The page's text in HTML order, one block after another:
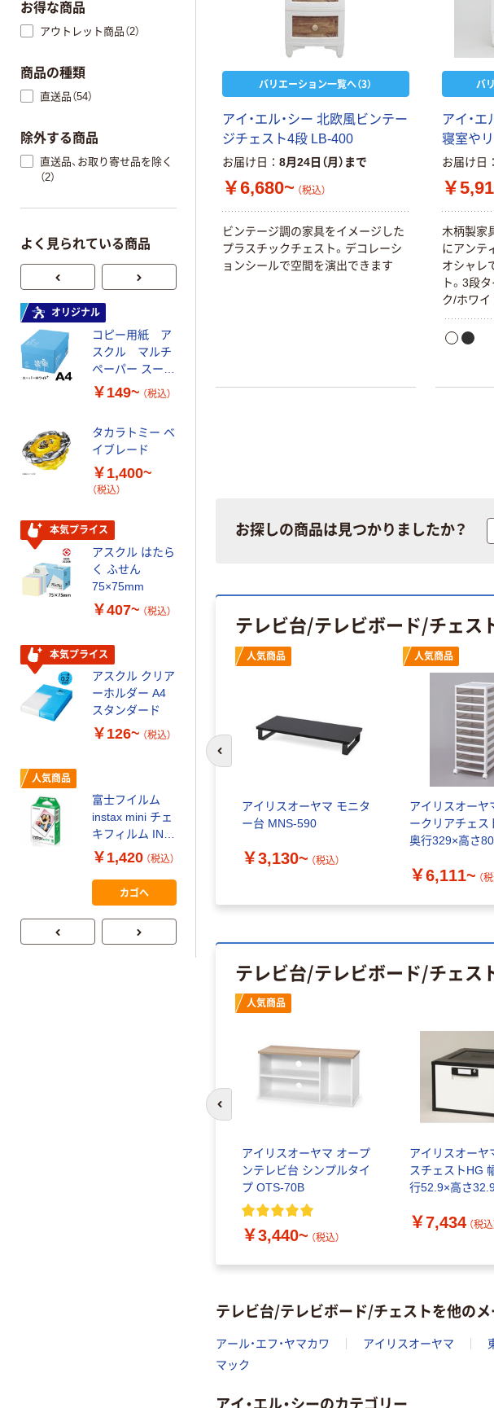
バリエーション一覧へ（3）
アイ・エル・シー 北欧風ビンテー
ジチェスト4段 LB-400
お届け日 8月24日（月）まで
￥6,680~ （税込）
ビンテージ調の家具をイメージした
プラスチックチェスト。デコレーシ
ョンシールで空間を演出できます
バ
アイ・
寝室や
お届け日
￥
木柄製家
にアンテ
オシャレ
ト。3段
ク/ホワイ
お探しの商品は見つかりましたか？
テレビ台/テレビボード/チェス
ン 壁
アイリスオーヤマ スタ
ックボックス ナチュラ
￥1,910~ （税込）
人気商品
アイリスオーヤマ モニタ
ー台 MNS-590
￥3,130~ （税込）
人気商品
アイリスオーヤ
ークリアチェス
奥行329×高さ
￥6,111~ （
前のスライドへ
テレビ台/テレビボード/チェス
人気商品
アイリスオーヤマ オープ
ンテレビ台 シンプルタイ
プ OTS-70B
￥3,440~ （税込）
アイリスオーヤ
スチェストHG
行52.9×高さ
台（直送品）
￥7,434 （税込
テレビ台/テレビボード/チェストを他の
アール・エフ・ヤマカワ アイリスオーヤマ
マック
アイ・エル・シーのカテゴリー
お得な商品
アウトレット商品（2）
商品の種類
直送品（54）
除外する商品
直送品、お取り寄せ品を除く
（2）
よく見られている商品
オリジナル
コピー用紙 ア
スクル マルチ
ペーパー スーパ
ーホワイト+
￥149~ （税込）
タカラトミー ベ
イブレード
￥1,400~
（税込）
本気プライス
アスクル はたら
く ふせん
75×75mm
￥407~ （税込）
本気プライス
アスクル クリア
ーホルダー A4
スタンダード
￥126~ （税込）
人気商品
富士フイルム
instax mini チェ
キフィルム INS
MINI JP1 1パッ
ク（10枚入り）
￥1,420 （税込）
カゴへ
プ 詰替用 バイ
￥616~
ルオリジナル
パー ボックス
150組 5箱入 ア
スクル スマート
コンパクト ビ
ビッド PEFC認
￥328~
ルチペーパー
スーパーエコノ
本気プライス
アスクル はたら
50×15mm
【ガムテー
0.22mm
￥145~
リサイク
芯あり
￥460~
形 アル
電池 北
ケージ
ルオリジ
アスクル
ナル ラ
トフィ
サイズ
100μ（ミ
￥458~
本気プライス
ペーパー
中判 再生
FSC認証